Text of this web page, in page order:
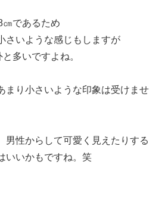
であるため
さいような感じもしますが
多いですよね。
まり小さいような印象は受けませ
男性からして可愛く見えたりする
いいかもですね。笑